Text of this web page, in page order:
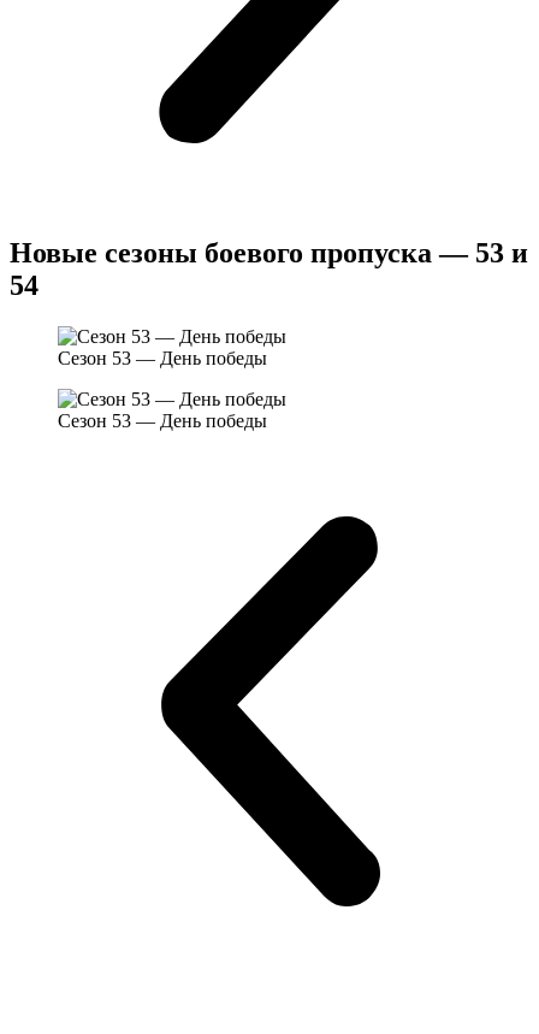
Новые сезоны боевого пропуска — 53 и
54
Сезон 53 — День победы
Сезон 53 — День победы